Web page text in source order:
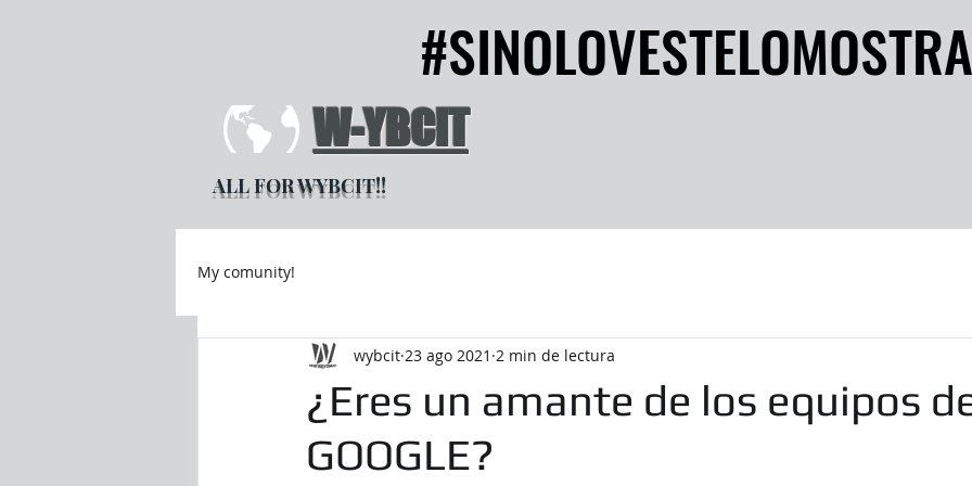
W-YBCIT
ALL FOR WYBCIT!!
My comunity!
¿Eres un amante de los equipos
GOOGLE?
wybcit 23 ago 2021 2 min de lectura